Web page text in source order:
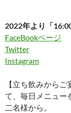
2022年より「
FaceBookページ
Twitter
Instagram
【立ち飲みから
て、毎日メニュー
二名様から。